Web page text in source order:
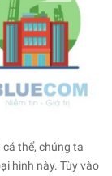
thể, chúng ta
hình này. Tùy vào